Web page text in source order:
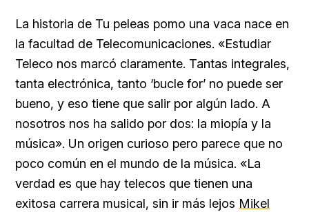
La historia de Tu peleas pomo una vaca nace en
la facultad de Telecomunicaciones. «Estudiar
Teleco nos marcó claramente. Tantas integrales,
tanta electrónica, tanto ‘bucle for’ no puede ser
bueno, y eso tiene que salir por algún lado. A
nosotros nos ha salido por dos: la miopía y la
música». Un origen curioso pero parece que no
poco común en el mundo de la música. «La
verdad es que hay telecos que tienen una
exitosa carrera musical, sin ir más lejos Mikel